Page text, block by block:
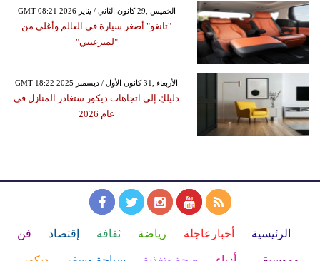
GMT 08:21 2026 الخميس ,29 كانون الثاني / يناير
"تانغو" أصغر سيارة في العالم وأغلى من
"لمبرغيني"
GMT 18:22 2025 الأربعاء ,31 كانون الأول / ديسمبر
دليلكِ إلى اتجاهات ديكور ستغادر المنازل في
عام 2026
الرئيسية أخبارعاجلة رياضة ثقافة إقتصاد فن